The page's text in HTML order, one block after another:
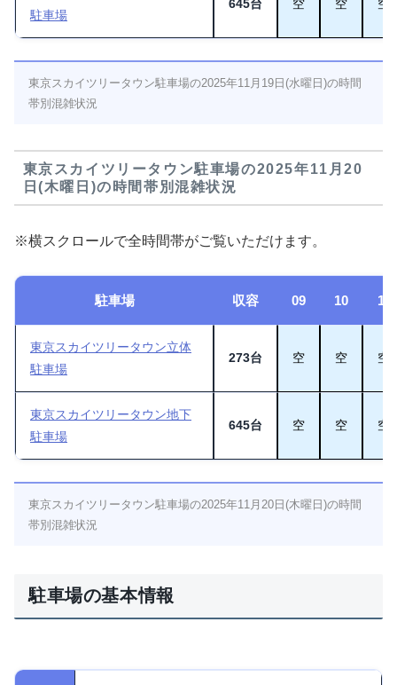
駐車場
645台 空 空 空
東京スカイツリータウン駐車場の2025年11月19日(水曜日)の時間
帯別混雑状況
東京スカイツリータウン駐車場の2025年11月20
日(木曜日)の時間帯別混雑状況
※横スクロールで全時間帯がご覧いただけます。
駐車場 収容 09 10 11
東京スカイツリータウン立体
駐車場
273台 空 空 空
東京スカイツリータウン地下
駐車場
645台 空 空 空
東京スカイツリータウン駐車場の2025年11月20日(木曜日)の時間
帯別混雑状況
駐車場の基本情報